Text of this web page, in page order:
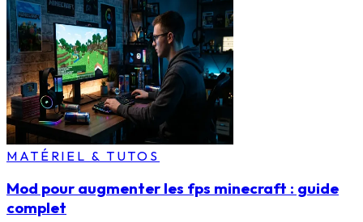
MATÉRIEL & TUTOS
Mod pour augmenter les fps minecraft : guide
complet